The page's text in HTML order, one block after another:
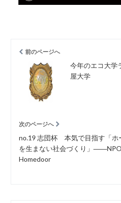
前のページへ
今年のエコ大学
屋大学
次のページへ
no.19 志団杯 本気で目指す「ホ
を生まない社会づくり」
Homedoor